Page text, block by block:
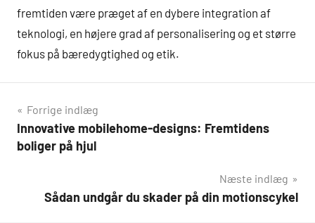
fremtiden være præget af en dybere integration af
teknologi, en højere grad af personalisering og et større
fokus på bæredygtighed og etik.
Indlægsnavigation
Forrige indlæg
Innovative mobilehome-designs: Fremtidens
boliger på hjul
Næste indlæg
Sådan undgår du skader på din motionscykel